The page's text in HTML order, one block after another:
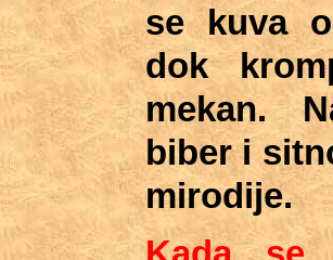
se kuva
dok
mekan.
biber i
mirodije.